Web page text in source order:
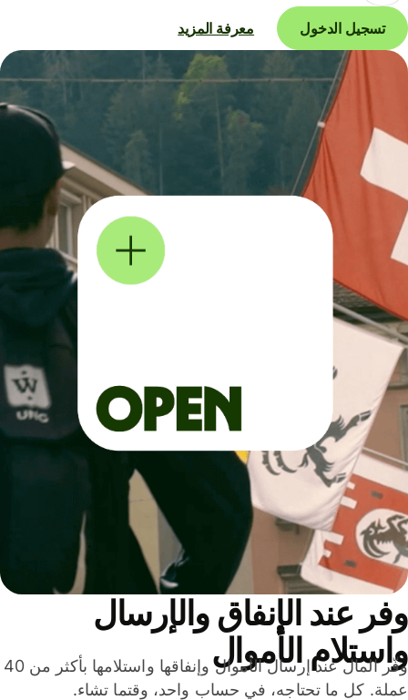
تسجيل الدخول معرفة المزيد
عند الإنفاق والإرسال
الأموال
وفّر المال عند إرسال الأموال وإنفاقها واستلامها بأكثر من 40
كل ما تحتاجه، في حساب واحد، وقتما تشاء.